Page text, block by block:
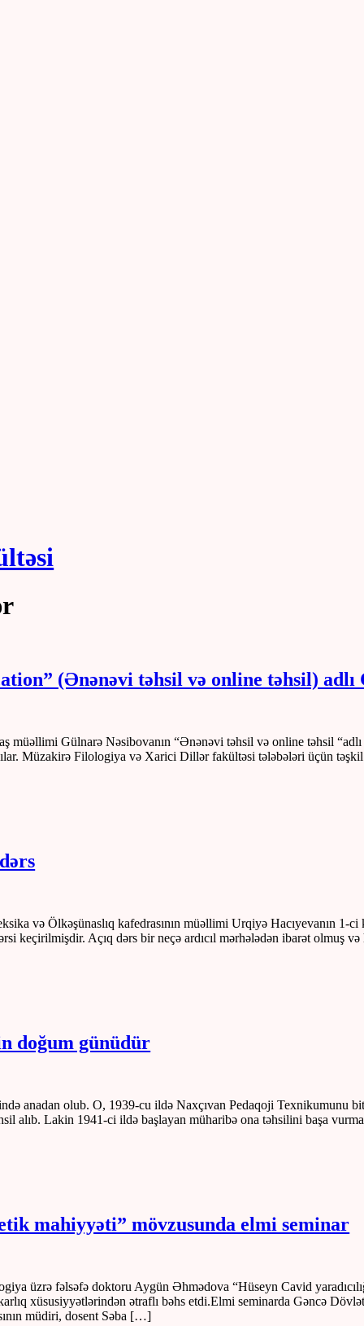
(Ənənəvi təhsil və online təhsil) adlı
müəllimi Gülnarə Nəsibovanın “Ənənəvi təhsil və online təhsil
Müzakirə Filologiya və Xarici Dillər fakültəsi tələbələri üçün
və Ölkəşünaslıq kafedrasının müəllimi Urqiyə Hacıyevanın 1-ci
keçirilmişdir. Açıq dərs bir neçə ardıcıl mərhələdən ibarət olmuş
doğum günüdür
anadan olub. O, 1939-cu ildə Naxçıvan Pedaqoji Texnikumunu
alıb. Lakin 1941-ci ildə başlayan müharibə ona təhsilini başa
mahiyyəti” mövzusunda elmi seminar
üzrə fəlsəfə doktoru Aygün Əhmədova “Hüseyn Cavid
xüsusiyyətlərindən ətraflı bəhs etdi.Elmi seminarda Gəncə
müdiri, dosent Səba […]